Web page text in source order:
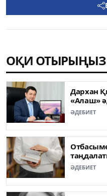
ОҚИ ОТЫРЫҢЫЗ
Дархан
«Алаш»
ӘДЕБИЕТ
ӘДЕБИЕТ